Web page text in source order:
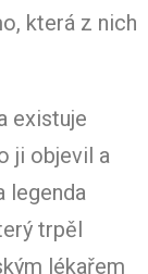
která z nich
existuje
ji objevil a
legenda
trpěl
lékařem